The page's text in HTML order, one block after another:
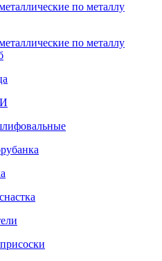
по металлу
по металлу